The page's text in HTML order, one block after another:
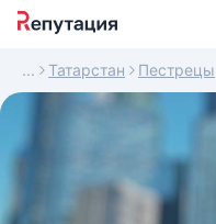
Татарстан Пестрецы